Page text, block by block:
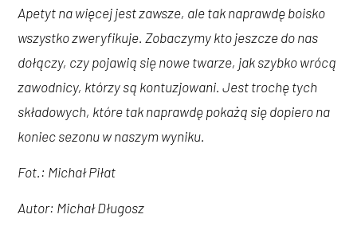
Apetyt na więcej jest zawsze, ale tak naprawdę boisko
wszystko zweryfikuje. Zobaczymy kto jeszcze do nas
dołączy, czy pojawią się nowe twarze, jak szybko wrócą
zawodnicy, którzy są kontuzjowani. Jest trochę tych
składowych, które tak naprawdę pokażą się dopiero na
koniec sezonu w naszym wyniku.
Fot.: Michał Piłat
Autor: Michał Długosz